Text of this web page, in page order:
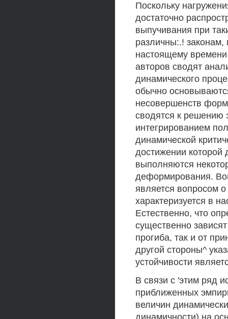
Поскольку
достаточно
выпучивания при
различны:.!
настоящему
авторов сводят
динамического
обычно
несовершенств
сводятся к
интегрированием
динамической
достижении которой
выполняются
деформирования.
является вопросом
характеризуется в
Естественно, что
существенно
прогиба, так и от
другой стороны^
устойчивости
В связи с 'этим ряд
приближенных
величин
динамичности) на